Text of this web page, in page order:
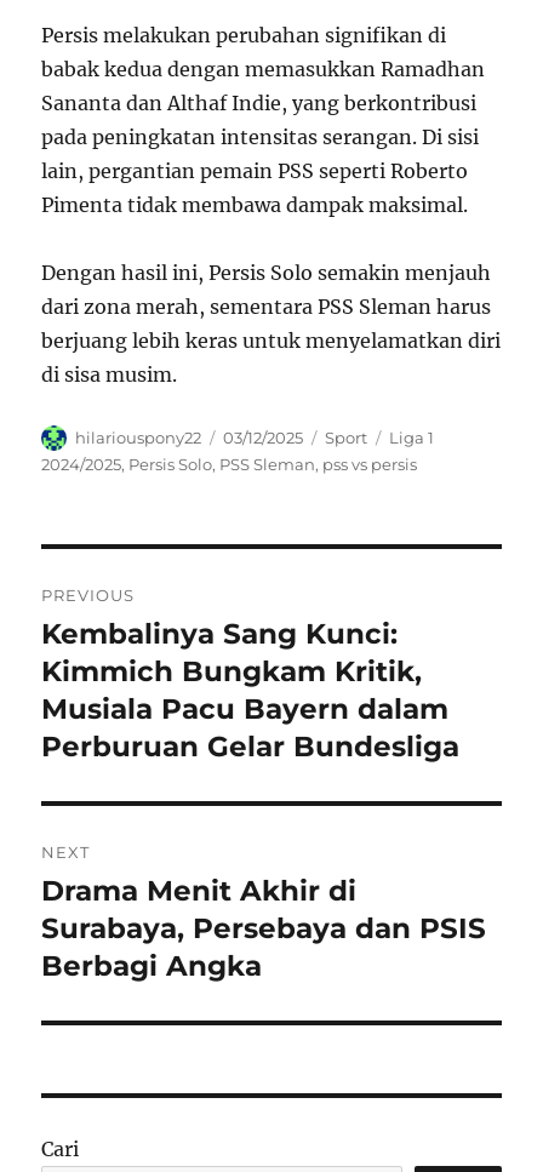
Persis melakukan perubahan signifikan di
babak kedua dengan memasukkan Ramadhan
Sananta dan Althaf Indie, yang berkontribusi
pada peningkatan intensitas serangan. Di sisi
lain, pergantian pemain PSS seperti Roberto
Pimenta tidak membawa dampak maksimal.
Dengan hasil ini, Persis Solo semakin menjauh
dari zona merah, sementara PSS Sleman harus
berjuang lebih keras untuk menyelamatkan diri
di sisa musim.
Author
hilariouspony22
Posted
on
03/12/2025 Categories
Sport Tags
Liga 1
2024/2025, Persis Solo, PSS Sleman, pss vs persis
pos
PREVIOUS
Previous
post:
Kembalinya Sang Kunci:
Kimmich Bungkam Kritik,
Musiala Pacu Bayern dalam
Perburuan Gelar Bundesliga
NEXT
Next
post:
Drama Menit Akhir di
Surabaya, Persebaya dan PSIS
Berbagi Angka
Cari